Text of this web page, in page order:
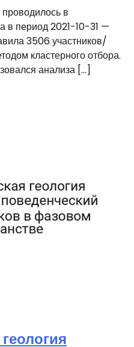
в
в период 2021-10-31 —
3506 участников/
кластерного отбора.
анализа […]